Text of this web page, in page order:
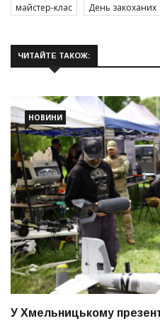
майстер-клас
День закоханих
ЧИТАЙТЕ ТАКОЖ:
НОВИНИ
У Хмельницькому